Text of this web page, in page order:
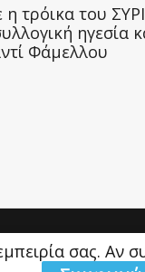
τρόικα του
ηγεσία
Φάμελλου
σας. Αν